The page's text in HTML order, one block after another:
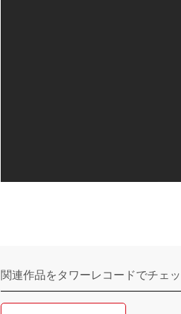
関連作品をタワーレコードでチェ